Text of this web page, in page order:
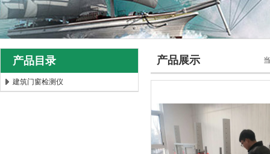
产品目录
建筑门窗检测仪
产品展示